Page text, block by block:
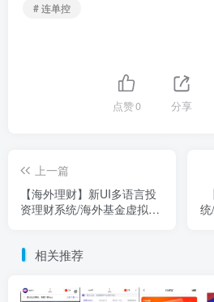
# 连单控
点赞0 分享
上一篇
【海外理财】新UI多语言投
资理财系统/海外基金虚拟币
相关推荐